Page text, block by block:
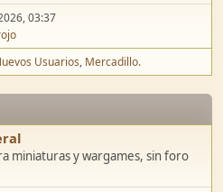
03:37
Usuarios Mercadillo.
miniaturas y wargames, sin foro